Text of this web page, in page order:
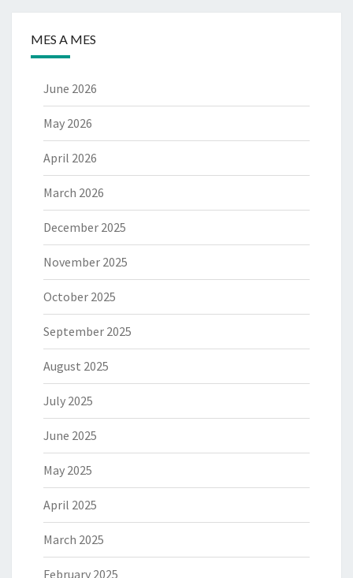
MES A MES
June 2026
May 2026
April 2026
March 2026
December 2025
November 2025
October 2025
September 2025
August 2025
July 2025
June 2025
May 2025
April 2025
March 2025
February 2025